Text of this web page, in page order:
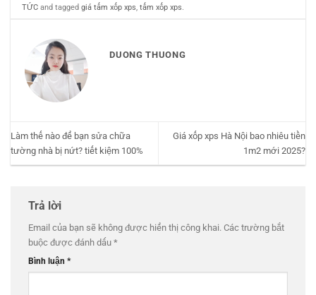
TỨC and taggedgiá tấm xốp xps,tấm xốp xps.
DUONG THUONG
Làm thế nào để bạn sửa chữa
tường nhà bị nứt? tiết kiệm 100%
Giá xốp xps Hà Nội bao nhiêu tiền
1m2 mới 2025?
Trả lời
Email của bạn sẽ không được hiển thị công khai. Các trường bắt
buộc được đánh dấu *
Bình luận *